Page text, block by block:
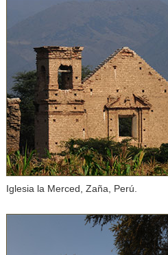
Iglesia la Merced, Zaña, Perú.